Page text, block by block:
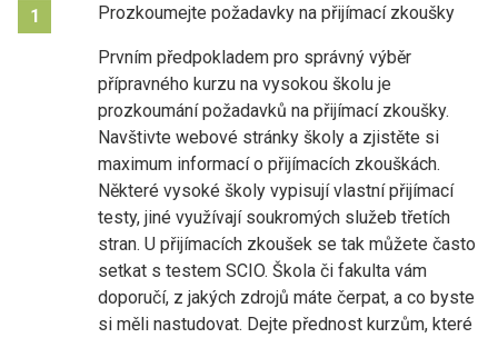
1 Prozkoumejte požadavky na přijímací zkoušky
Prvním předpokladem pro správný výběr
přípravného kurzu na vysokou školu je
prozkoumání požadavků na přijímací zkoušky.
Navštivte webové stránky školy a zjistěte si
maximum informací o přijímacích zkouškách.
Některé vysoké školy vypisují vlastní přijímací
testy, jiné využívají soukromých služeb třetích
stran. U přijímacích zkoušek se tak můžete často
setkat s testem SCIO. Škola či fakulta vám
doporučí, z jakých zdrojů máte čerpat, a co byste
si měli nastudovat. Dejte přednost kurzům, které